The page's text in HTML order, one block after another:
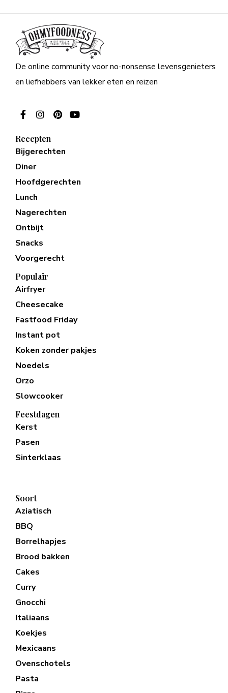
De online community voor no-nonsense levensgenieters
en liefhebbers van lekker eten en reizen
Recepten
Bijgerechten
Diner
Hoofdgerechten
Lunch
Nagerechten
Ontbijt
Snacks
Voorgerecht
Populair
Airfryer
Cheesecake
Fastfood Friday
Instant pot
Koken zonder pakjes
Noedels
Orzo
Slowcooker
Feestdagen
Kerst
Pasen
Sinterklaas
Soort
Aziatisch
BBQ
Borrelhapjes
Brood bakken
Cakes
Curry
Gnocchi
Italiaans
Koekjes
Mexicaans
Ovenschotels
Pasta